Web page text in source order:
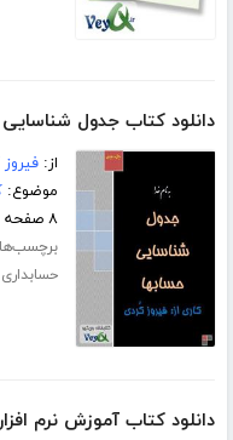
دانلود کتاب جدول
از:
موضوع:
۸ صفحه
حسابداری
دانلود کتاب آموزش نرم افزار Microsoft Project 2007